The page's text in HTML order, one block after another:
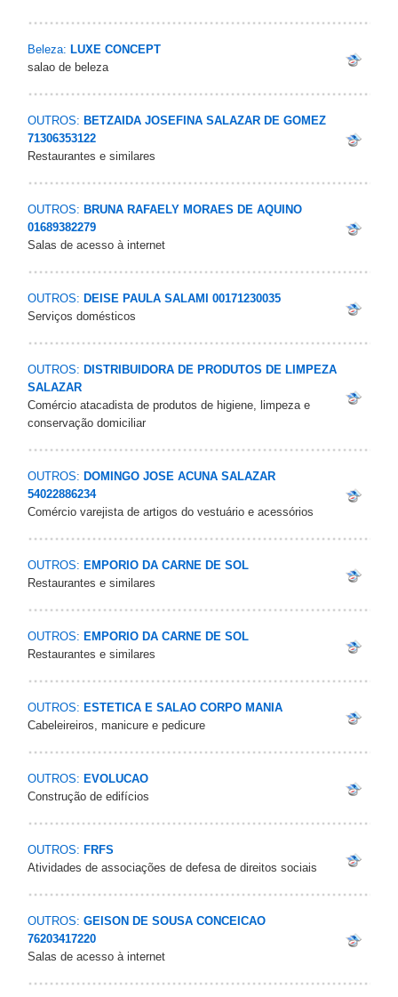
Beleza: LUXE CONCEPT
salao de beleza
OUTROS: BETZAIDA JOSEFINA SALAZAR DE GOMEZ
71306353122
Restaurantes e similares
OUTROS: BRUNA RAFAELY MORAES DE AQUINO
01689382279
Salas de acesso à internet
OUTROS: DEISE PAULA SALAMI 00171230035
Serviços domésticos
OUTROS: DISTRIBUIDORA DE PRODUTOS DE LIMPEZA
SALAZAR
Comércio atacadista de produtos de higiene, limpeza e
conservação domiciliar
OUTROS: DOMINGO JOSE ACUNA SALAZAR
54022886234
Comércio varejista de artigos do vestuário e acessórios
OUTROS: EMPORIO DA CARNE DE SOL
Restaurantes e similares
OUTROS: EMPORIO DA CARNE DE SOL
Restaurantes e similares
OUTROS: ESTETICA E SALAO CORPO MANIA
Cabeleireiros, manicure e pedicure
OUTROS: EVOLUCAO
Construção de edifícios
OUTROS: FRFS
Atividades de associações de defesa de direitos sociais
OUTROS: GEISON DE SOUSA CONCEICAO
76203417220
Salas de acesso à internet